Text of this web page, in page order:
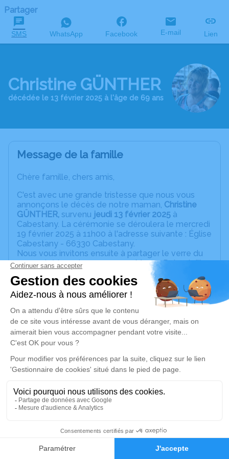
Faire-part Hommages
Partager
SMS WhatsApp Facebook E-mail Lien
Christine GÜNTHER
décédée le 13 février 2025 à l'âge de 69 ans
Message de la famille
Chère famille, chers amis,
C'est avec une grande tristesse que nous vous
annonçons le décès de notre maman, Christine
GÜNTHER, survenu jeudi 13 février 2025 à
Cabestany. La cérémonie se déroulera le mercredi
19 février 2025 à 11h00 à l'adresse suivante : Église
Cabestany - 66330 Cabestany.
Nous vous invitons ensuite à partager le verre du
souvenir à la maison, au 20 rue Manon Roland dite
Madame Roland 66330 Cabestany.
Ses enfants, Magali, Bertrand et Tamara.
Cet espace privé est destiné à recueillir vos
condoléances ou le souvenir d’un moment passé.
Cérémonie religieuse
mercredi 19 février 2025 à 11h00
Église de Cabestany
Je rends hommage